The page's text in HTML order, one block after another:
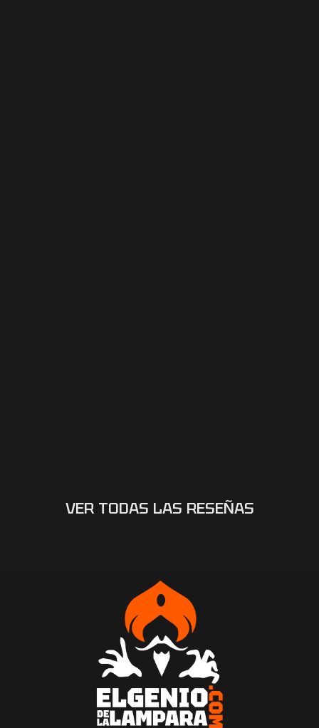
VER TODAS LAS RESEÑAS